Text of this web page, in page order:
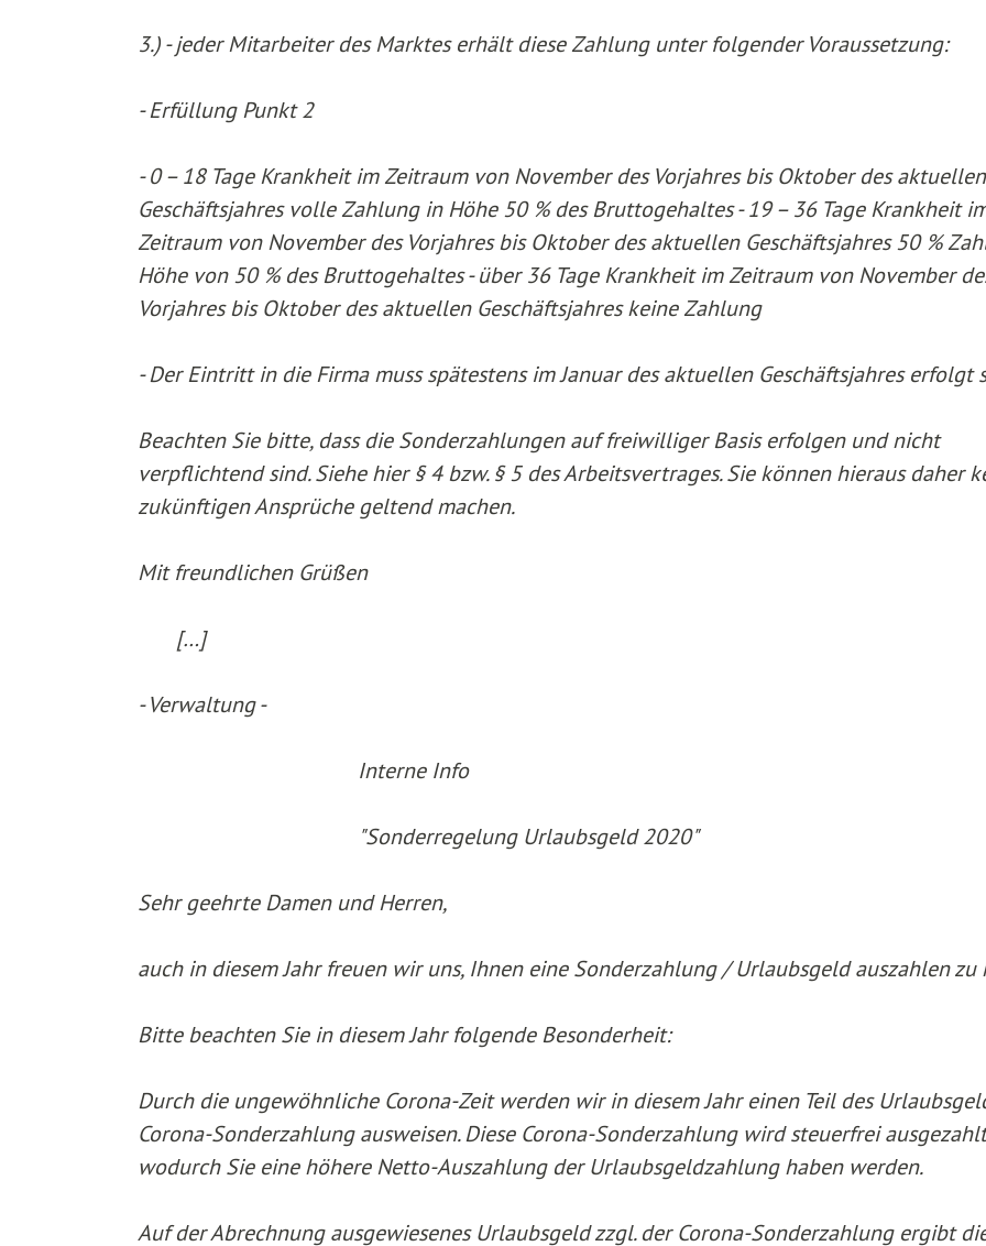
3.) - jeder Mitarbeiter des Marktes erhält diese Zahlung unter folgender Voraussetzung:
- Erfüllung Punkt 2
- 0 – 18 Tage Krankheit im Zeitraum von November des Vorjahres bis Oktober des aktuellen
Geschäftsjahres volle Zahlung in Höhe 50 % des Bruttogehaltes - 19 – 36 Tage Krankheit
Zeitraum von November des Vorjahres bis Oktober des aktuellen Geschäftsjahres 50 %
Höhe von 50 % des Bruttogehaltes - über 36 Tage Krankheit im Zeitraum von November
Vorjahres bis Oktober des aktuellen Geschäftsjahres keine Zahlung
- Der Eintritt in die Firma muss spätestens im Januar des aktuellen Geschäftsjahres erfolgt
Beachten Sie bitte, dass die Sonderzahlungen auf freiwilliger Basis erfolgen und nicht
verpflichtend sind. Siehe hier § 4 bzw. § 5 des Arbeitsvertrages. Sie können hieraus daher
zukünftigen Ansprüche geltend machen.
Mit freundlichen Grüßen
[…]
- Verwaltung -
Interne Info
"Sonderregelung Urlaubsgeld 2020"
Sehr geehrte Damen und Herren,
auch in diesem Jahr freuen wir uns, Ihnen eine Sonderzahlung / Urlaubsgeld auszahlen zu
Bitte beachten Sie in diesem Jahr folgende Besonderheit:
Durch die ungewöhnliche Corona-Zeit werden wir in diesem Jahr einen Teil des
Corona-Sonderzahlung ausweisen. Diese Corona-Sonderzahlung wird steuerfrei
wodurch Sie eine höhere Netto-Auszahlung der Urlaubsgeldzahlung haben werden.
Auf der Abrechnung ausgewiesenes Urlaubsgeld zzgl. der Corona-Sonderzahlung ergibt